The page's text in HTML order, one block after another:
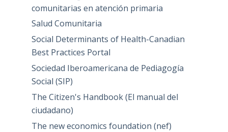
comunitarias en atención primaria
Salud Comunitaria
Social Determinants of Health-Canadian
Best Practices Portal
Sociedad Iberoamericana de Pediagogía
Social (SIP)
The Citizen's Handbook (El manual del
ciudadano)
The new economics foundation (nef)